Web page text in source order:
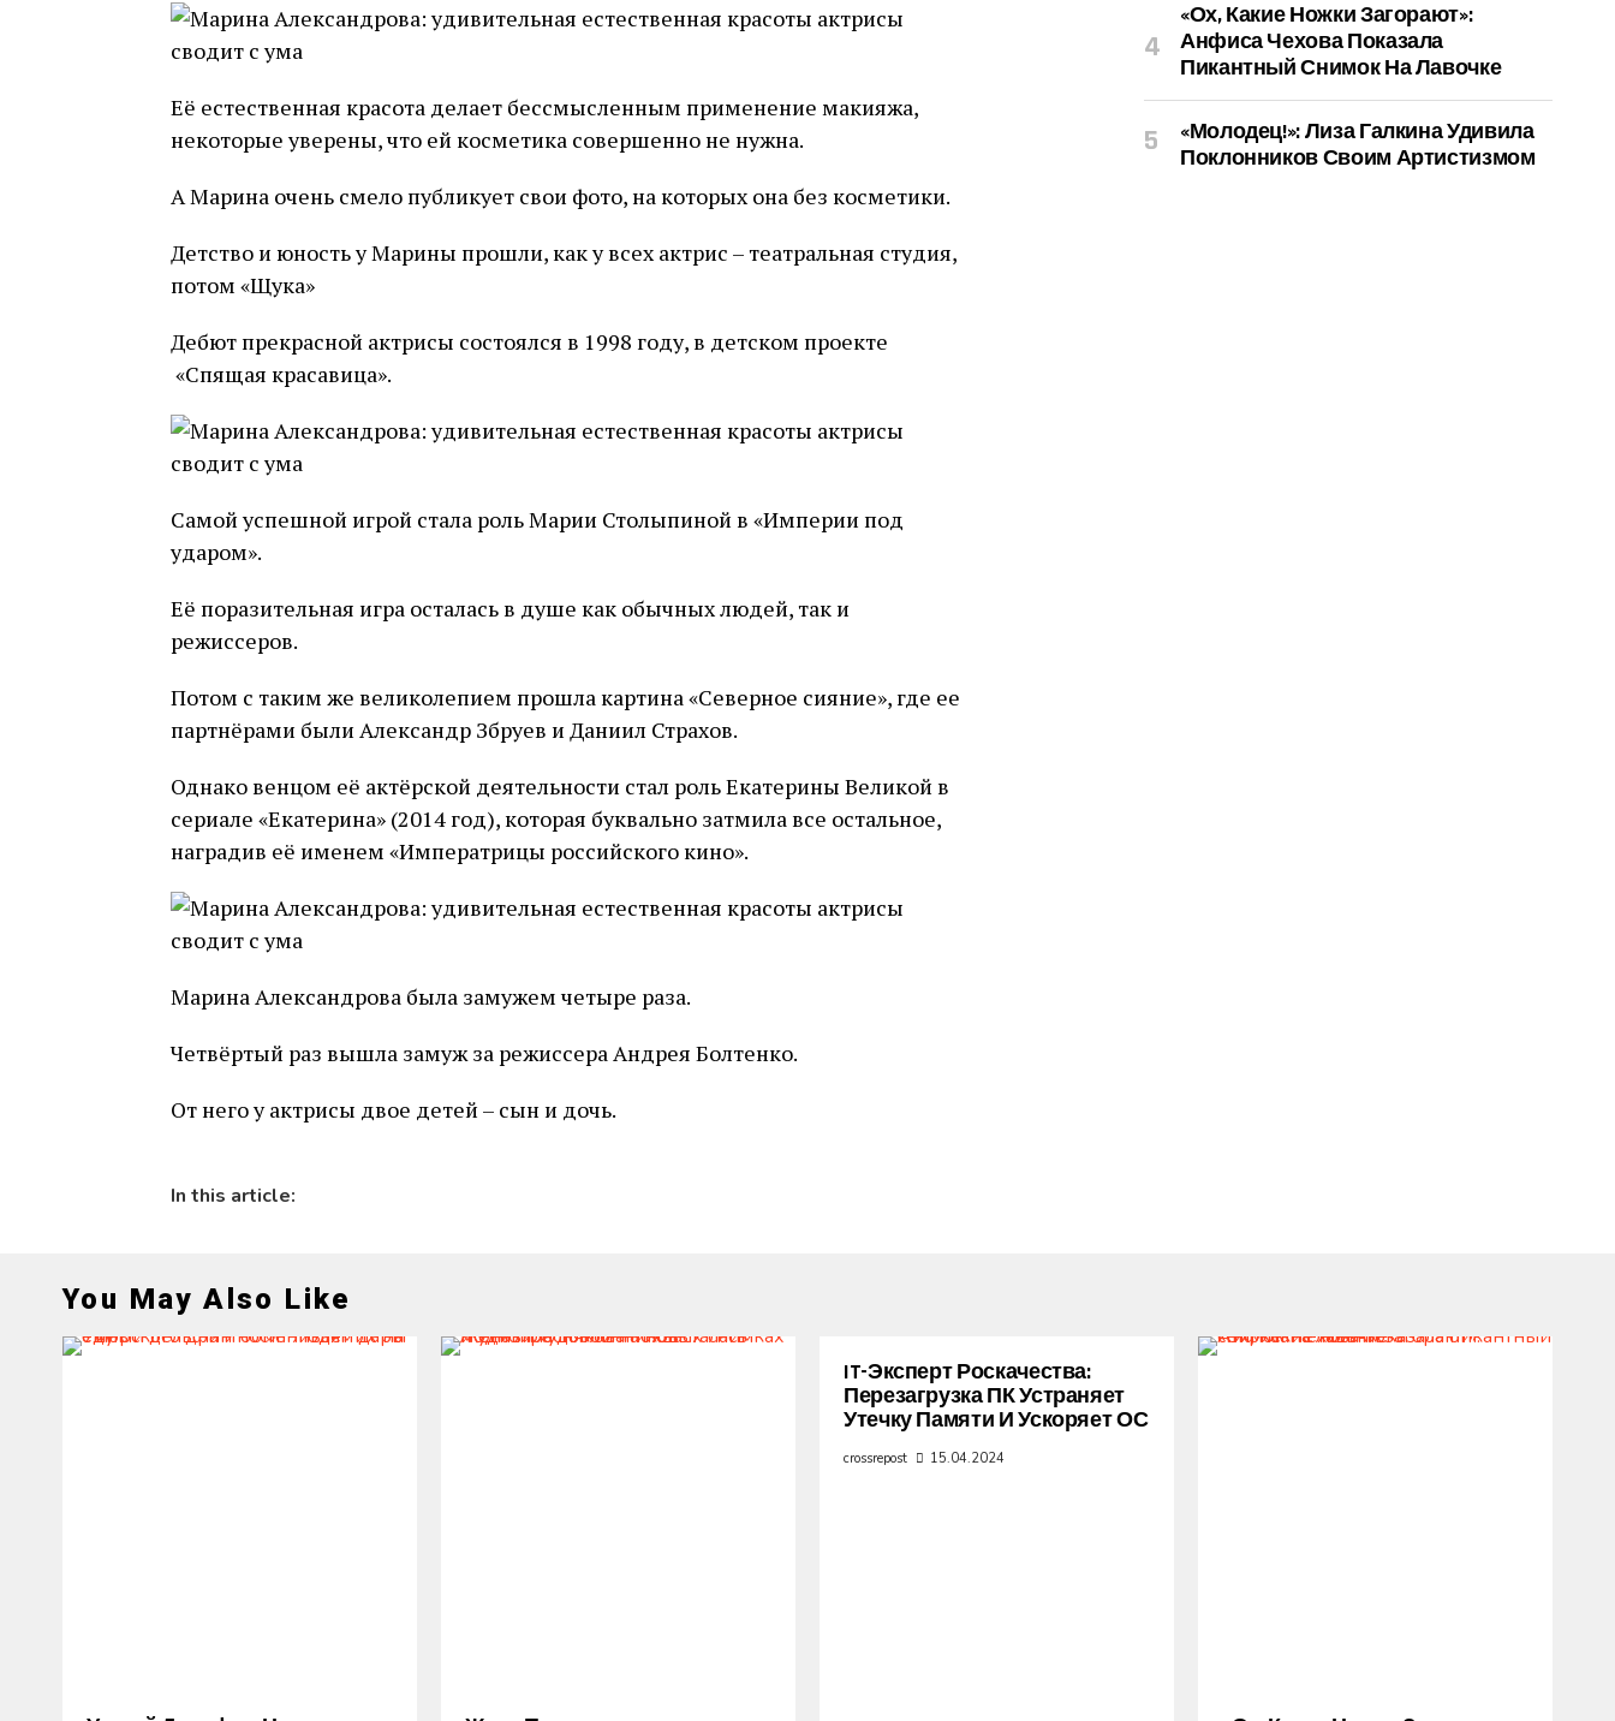
Её естественная красота делает бессмысленным применение макияжа,
некоторые уверены, что ей косметика совершенно не нужна.
А Марина очень смело публикует свои фото, на которых она без косметики.
Детство и юность у Марины прошли, как у всех актрис – театральная студия,
потом «Щука»
Дебют прекрасной актрисы состоялся в 1998 году, в детском проекте
«Спящая красавица».
Самой успешной игрой стала роль Марии Столыпиной в «Империи под
ударом».
Её поразительная игра осталась в душе как обычных людей, так и
режиссеров.
Потом с таким же великолепием прошла картина «Северное сияние», где ее
партнёрами были Александр Збруев и Даниил Страхов.
Однако венцом её актёрской деятельности стал роль Екатерины Великой в
сериале «Екатерина» (2014 год), которая буквально затмила все остальное,
наградив её именем «Императрицы российского кино».
Марина Александрова была замужем четыре раза.
Четвёртый раз вышла замуж за режиссера Андрея Болтенко.
От него у актрисы двое детей – сын и дочь.
In this article:
«Ох, Какие Ножки Загорают»:
Анфиса Чехова Показала
Пикантный Снимок На Лавочке
«Молодец!»: Лиза Галкина Удивила
Поклонников Своим Артистизмом
You May Also Like
IT-Эксперт Роскачества:
Перезагрузка ПК Устраняет
Утечку Памяти И Ускоряет ОС
crossrepost 15.04.2024